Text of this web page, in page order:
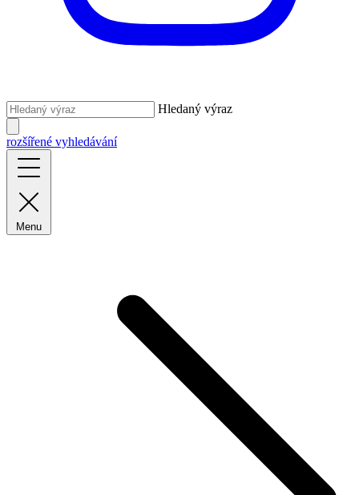
Hledaný výraz
rozšířené vyhledávání
Menu